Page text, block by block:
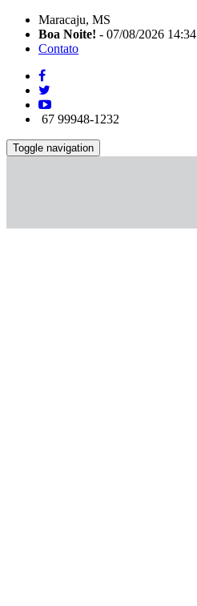
Maracaju, MS
Boa Noite! - 07/08/2026 14:34
Contato
67 99948-1232
Toggle navigation